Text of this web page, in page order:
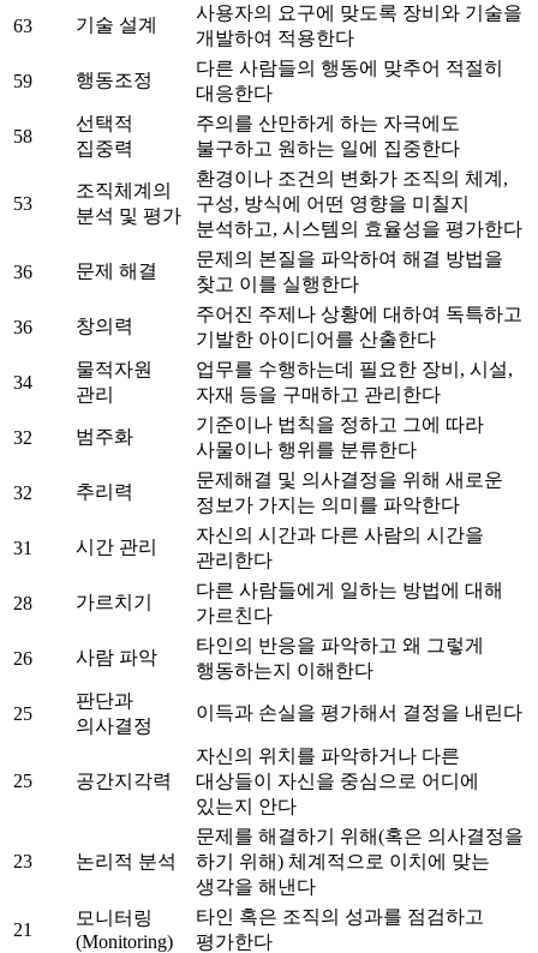
63 기술 설계
사용자의 요구에 맞도록 장비와 기술을
개발하여 적용한다
59 행동조정
다른 사람들의 행동에 맞추어 적절히
대응한다
58
선택적
집중력
주의를 산만하게 하는 자극에도
불구하고 원하는 일에 집중한다
53
조직체계의
분석 및 평가
환경이나 조건의 변화가 조직의 체계,
구성, 방식에 어떤 영향을 미칠지
분석하고, 시스템의 효율성을 평가한다
36 문제 해결
문제의 본질을 파악하여 해결 방법을
찾고 이를 실행한다
36 창의력
주어진 주제나 상황에 대하여 독특하고
기발한 아이디어를 산출한다
34
물적자원
관리
업무를 수행하는데 필요한 장비, 시설,
자재 등을 구매하고 관리한다
32 범주화
기준이나 법칙을 정하고 그에 따라
사물이나 행위를 분류한다
32 추리력
문제해결 및 의사결정을 위해 새로운
정보가 가지는 의미를 파악한다
31 시간 관리
자신의 시간과 다른 사람의 시간을
관리한다
28 가르치기
다른 사람들에게 일하는 방법에 대해
가르친다
26 사람 파악
타인의 반응을 파악하고 왜 그렇게
행동하는지 이해한다
25
판단과
의사결정
이득과 손실을 평가해서 결정을 내린다
25 공간지각력
자신의 위치를 파악하거나 다른
대상들이 자신을 중심으로 어디에
있는지 안다
23 논리적 분석
문제를 해결하기 위해(혹은 의사결정을
하기 위해) 체계적으로 이치에 맞는
생각을 해낸다
21
모니터링
(Monitoring)
타인 혹은 조직의 성과를 점검하고
평가한다